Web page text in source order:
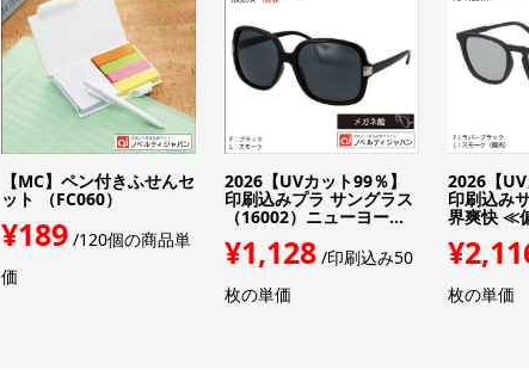
【MC】ペン付きふせんセ
ット （FC060）
¥189 /120個の商品単
価
2026【UVカット99％】
印刷込みプラ サングラス
（16002）ニューヨー...
¥1,128/印刷込み50
枚の単価
2026【
印刷込み
界爽快 ≪
枚の単価